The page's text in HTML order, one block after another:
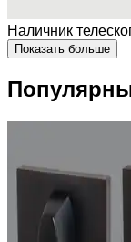
Наличник
Показать больше